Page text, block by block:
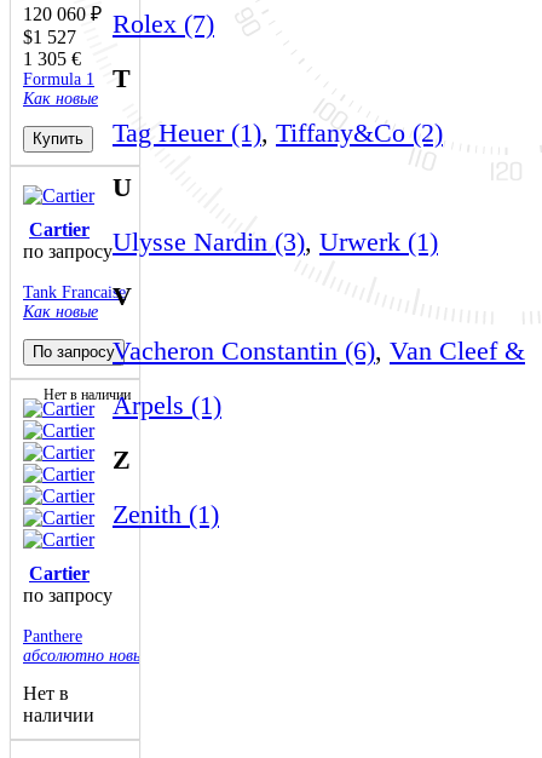
Rolex (7)
T
Tag Heuer (1), Tiffany&Co (2)
U
Ulysse Nardin (3), Urwerk (1)
V
Vacheron Constantin (6), Van Cleef &
Arpels (1)
Z
Zenith (1)
120 060 ₽
$1 527
1 305 €
Formula 1
Как новые
Купить
Cartier
по запросу
Tank Francaise
Как новые
По запросу
Нет в наличии
Cartier
по запросу
Panthere
абсолютно новые
Нет в
наличии